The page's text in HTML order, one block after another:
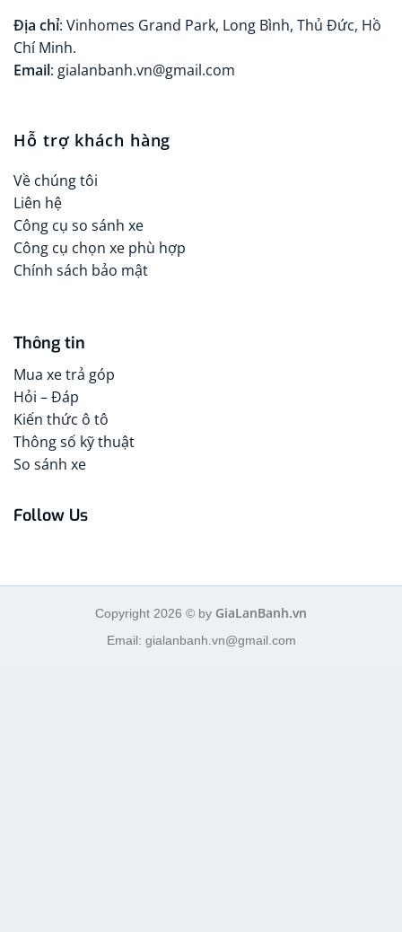
Địa chỉ: Vinhomes Grand Park, Long Bình, Thủ Đức, Hồ
Chí Minh.
Email: gialanbanh.vn@gmail.com
Hỗ trợ khách hàng
Về chúng tôi
Liên hệ
Công cụ so sánh xe
Công cụ chọn xe phù hợp
Chính sách bảo mật
Thông tin
Mua xe trả góp
Hỏi – Đáp
Kiến thức ô tô
Thông số kỹ thuật
So sánh xe
Follow Us
Copyright 2026 © by GiaLanBanh.vn
Email: gialanbanh.vn@gmail.com